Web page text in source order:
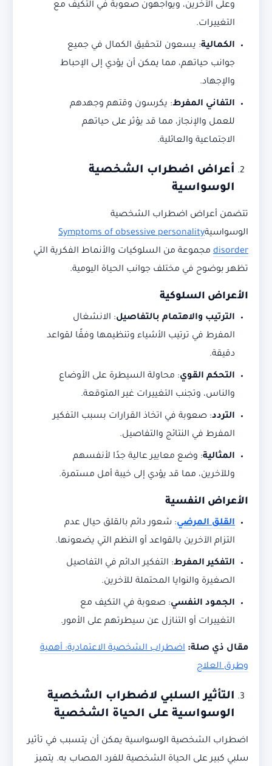
وعلى الآخرين، ويواجهون صعوبة في التكيف مع
التغييرات.
الكمالية: يسعون لتحقيق الكمال في جميع
جوانب حياتهم، مما يمكن أن يؤدي إلى الإحباط
والإجهاد.
التفاني المفرط: يكرسون وقتهم وجهدهم
للعمل والإنجاز، مما قد يؤثر على حياتهم
الاجتماعية والعائلية.
أعراض اضطراب الشخصية
الوسواسية
تتضمن أعراض اضطراب الشخصية
الوسواسيةSymptoms of obsessive personality
disorder مجموعة من السلوكيات والأنماط الفكرية التي
تظهر بوضوح في مختلف جوانب الحياة اليومية.
الأعراض السلوكية
الترتيب والاهتمام بالتفاصيل: الانشغال
المفرط في ترتيب الأشياء وتنظيمها وفقًا لقواعد
دقيقة.
التحكم القوي: محاولة السيطرة على الأوضاع
والناس، وتجنب التغييرات غير المتوقعة.
التردد: صعوبة في اتخاذ القرارات بسبب التفكير
المفرط في النتائج والتفاصيل.
المثالية: وضع معايير عالية جدًا لأنفسهم
وللآخرين، مما قد يؤدي إلى خيبة أمل مستمرة.
الأعراض النفسية
القلق المرضي: شعور دائم بالقلق حيال عدم
التزام الآخرين بالقواعد أو النظم التي يضعونها.
التفكير المفرط: التفكير الدائم في التفاصيل
الصغيرة والنوايا المحتملة للآخرين.
الجمود النفسي: صعوبة في التكيف مع
التغييرات أو التنازل عن سيطرتهم على الأمور.
مقال ذي صلة: اضطراب الشخصية الاعتمادية: أهمية
وطرق العلاج
التأثير السلبي لاضطراب الشخصية
الوسواسية على الحياة الشخصية
اضطراب الشخصية الوسواسية يمكن أن يتسبب في تأثير
سلبي كبير على الحياة الشخصية للفرد المصاب به. يتميز